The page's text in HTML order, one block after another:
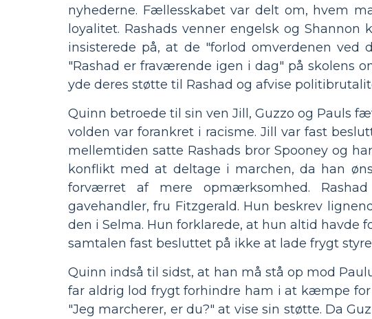
nyhederne. Fællesskabet var delt om, hvem
loyalitet. Rashads venner engelsk og
insisterede på, at de "forlod omverdenen ved
"Rashad er fraværende igen i dag" på skolens
yde deres støtte til Rashad og afvise
Quinn betroede til sin ven Jill, Guzzo og Pauls
volden var forankret i racisme. Jill var fast
mellemtiden satte Rashads bror Spooney og
konflikt med at deltage i marchen, da han
forværret af mere opmærksomhed.
gavehandler, fru Fitzgerald. Hun beskrev
den i Selma. Hun forklarede, at hun altid havde
samtalen fast besluttet på ikke at lade frygt
Quinn indså til sidst, at han må stå op mod
far aldrig lod frygt forhindre ham i at kæmpe
"Jeg marcherer, er du?" at vise sin støtte. Da